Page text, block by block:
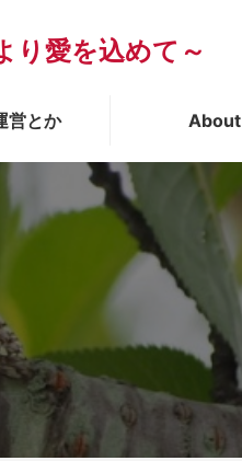
り愛を込めて～
営とか About